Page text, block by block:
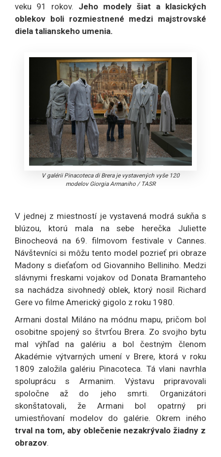
veku 91 rokov. Jeho modely šiat a klasických
oblekov boli rozmiestnené medzi majstrovské
diela talianskeho umenia.
V galérii Pinacoteca di Brera je vystavených vyše 120
modelov Giorgia Armaniho/ TASR
V jednej z miestností je vystavená modrá sukňa s
blúzou, ktorú mala na sebe herečka Juliette
Binocheová na 69. filmovom festivale v Cannes.
Návštevníci si môžu tento model pozrieť pri obraze
Madony s dieťaťom od Giovanniho Belliniho. Medzi
slávnymi freskami vojakov od Donata Bramanteho
sa nachádza sivohnedý oblek, ktorý nosil Richard
Gere vo filme Americký gigolo z roku 1980.
Armani dostal Miláno na módnu mapu, pričom bol
osobitne spojený so štvrťou Brera. Zo svojho bytu
mal výhľad na galériu a bol čestným členom
Akadémie výtvarných umení v Brere, ktorá v roku
1809 založila galériu Pinacoteca. Tá vlani navrhla
spoluprácu s Armanim. Výstavu pripravovali
spoločne až do jeho smrti. Organizátori
skonštatovali, že Armani bol opatrný pri
umiestňovaní modelov do galérie. Okrem iného
trval na tom, aby oblečenie nezakrývalo žiadny z
obrazov.